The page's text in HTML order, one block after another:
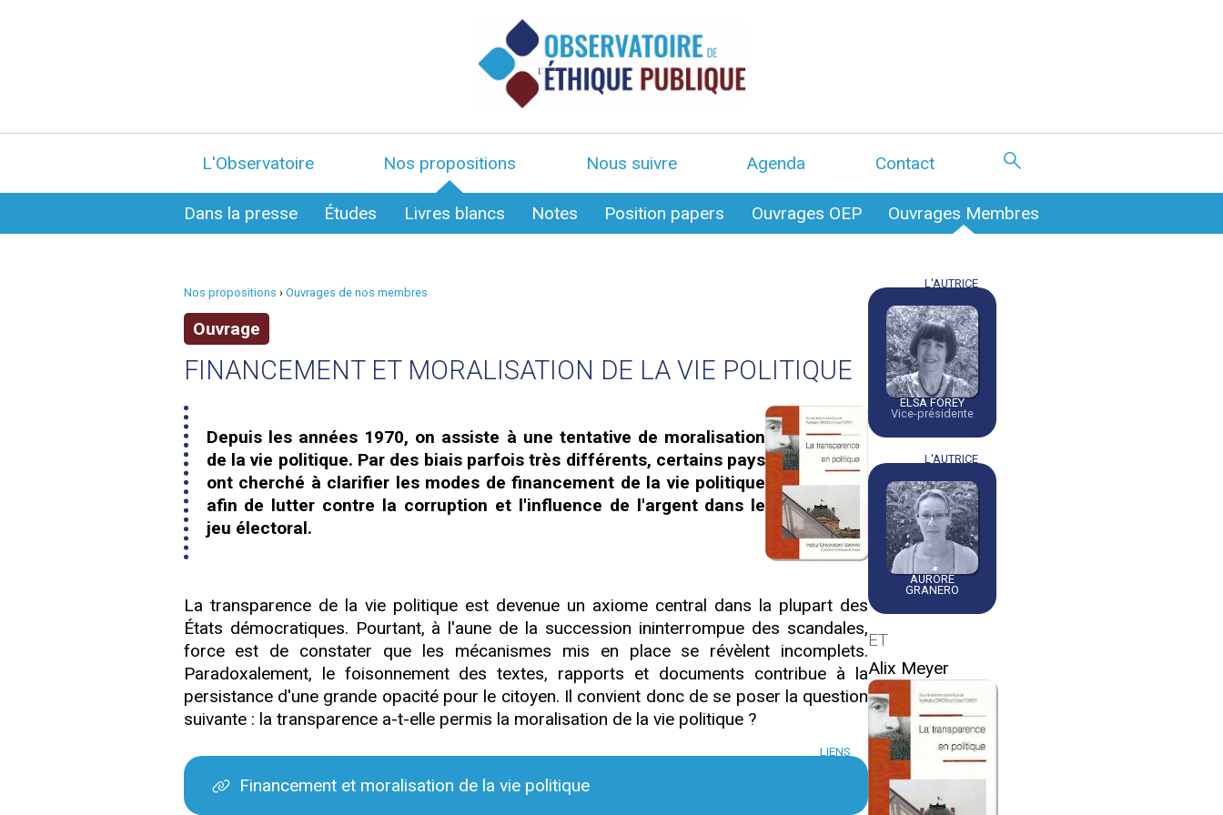
L'Observatoire Nos propositions Nous suivre Agenda Contact
Dans la presse Études Livres blancs Notes Position papers Ouvrages OEP Ouvrages Membres
Nos propositions › Ouvrages de nos membres
Ouvrage
FINANCEMENT ET MORALISATION DE LA VIE POLITIQUE
Depuis les années 1970, on assiste à une tentative de moralisation
de la vie politique. Par des biais parfois très différents, certains pays
ont cherché à clarifier les modes de financement de la vie politique
afin de lutter contre la corruption et l'influence de l'argent dans le
jeu électoral.
La transparence de la vie politique est devenue un axiome central dans la plupart des
États démocratiques. Pourtant, à l'aune de la succession ininterrompue des scandales,
force est de constater que les mécanismes mis en place se révèlent incomplets.
Paradoxalement, le foisonnement des textes, rapports et documents contribue à la
persistance d'une grande opacité pour le citoyen. Il convient donc de se poser la question
suivante : la transparence a-t-elle permis la moralisation de la vie politique ?
LIENS
Financement et moralisation de la vie politique
L'AUTRICE
ELSA FOREY
Vice-présidente
L'AUTRICE
AURORE
GRANERO
ET
Alix Meyer